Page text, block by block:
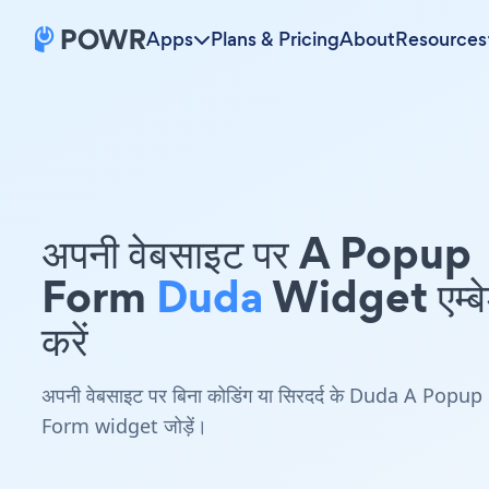
Apps Plans & PricingAboutResources
अपनी वेबसाइट पर A Popup
Form DudaWidget
करें
अपनी वेबसाइट पर बिना कोडिंग या सिरदर्द के Duda A Popup
Form widget जोड़ें।